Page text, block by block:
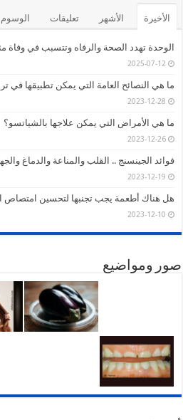
الأخيرة الأشهر تعليقات الوسوم
الوحدة تهدد الصحة والرفاه وتتسبب في وفاة
2025-07-12
ما هي النصائح العامة التي يمكن تطبيقها في
2023-12-28
ما هي الأمراض التي يمكن علاجها بالشياتسو؟
2023-12-26
فوائد الجينسنج .. القلب والمناعة والدماغ
2023-12-19
هل هناك أطعمة يجب تجنبها لتحسين امتصاص
2023-12-10
صور ومواضيع